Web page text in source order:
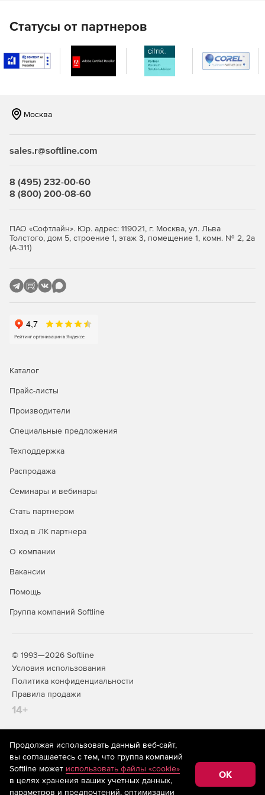
Регулировка качества изображений JPEG
(опционально).
Изменение размера изображений до наиболее
(опционально).
(опционально).
оптимизации файлов, уже сжатых и хранящихся в
архиве ZIP.
Новое в версии NXPowerLite Desktop Edition 9:
автоматически сохраняются в приложении, и можно
легко переключаться между ними.
Экспорт результатов в в файл csv.
изображения PNG, вставленные в файлы PowerPoint,
возможно.
Сглаживание встроенных диаграмм в файлах DOCX и
PPTX.
Сжатие изображений верхнего и нижнего
Обновленная библиотека PDF.
Статусы от партнеров
Москва
sales.r@softline.com
8 (495) 232-00-60
8 (800) 200-08-60
ПАО «Софтлайн». Юр. адрес: 119021, г. Москва, ул. Льва
Толстого, дом 5, строение 1, этаж 3, помещение 1, комн. № 2, 2а
(А-311)
Каталог
Прайс-листы
Производители
Специальные предложения
Техподдержка
Распродажа
Семинары и вебинары
Стать партнером
Вход в ЛК партнера
О компании
Вакансии
Помощь
Группа компаний Softline
© 1993—2026 Softline
Условия использования
Политика конфиденциальности
Правила продажи
14+
На информационном ресурсе store.softline.ru применяются
рекомендательные технологии(информационные технологии
предоставления информации на основе сбора,
систематизации и анализа сведений, относящихся к
предпочтениям пользователей сети «Интернет»,
Продолжая использовать данный веб-сайт,
вы соглашаетесь с тем, что группа компаний
Softline может использовать файлы «cookie»
в целях хранения ваших учетных данных,
параметров и предпочтений, оптимизации
OK